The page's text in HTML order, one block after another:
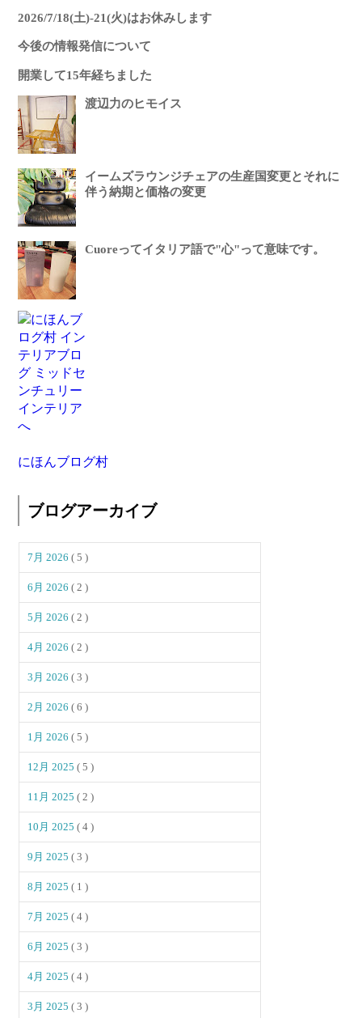
2026/7/18(土)-21(火)はお休みします
今後の情報発信について
開業して15年経ちました
渡辺力のヒモイス
イームズラウンジチェアの生産国変更とそれに
伴う納期と価格の変更
Cuoreってイタリア語で"心"って意味です。
にほんブログ村
ブログアーカイブ
7月 2026( 5 )
6月 2026( 2 )
5月 2026( 2 )
4月 2026( 2 )
3月 2026( 3 )
2月 2026( 6 )
1月 2026( 5 )
12月 2025( 5 )
11月 2025( 2 )
10月 2025( 4 )
9月 2025( 3 )
8月 2025( 1 )
7月 2025( 4 )
6月 2025( 3 )
4月 2025( 4 )
3月 2025( 3 )